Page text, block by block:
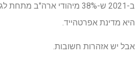
היא מדינת אפרטהייד.
אבל יש אזהרות חשובות.